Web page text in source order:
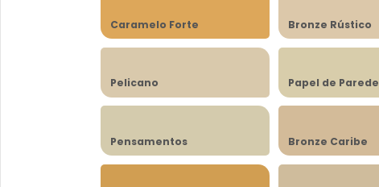
Caramelo Forte Bronze Rústico
Pelicano Papel de Parede
Pensamentos Bronze Caribe